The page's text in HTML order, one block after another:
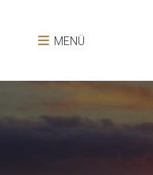
MENÜ